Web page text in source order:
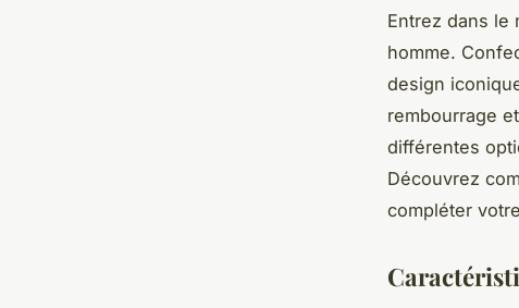
Entrez dans le
homme.
design
rembourrage
différentes
Découvrez
compléter